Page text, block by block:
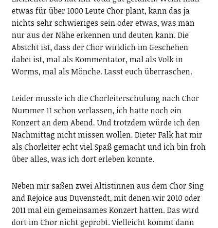
etwas für über 1000 Leute Chor plant, kann das ja
nichts sehr schwieriges sein oder etwas, was man
nur aus der Nähe erkennen und deuten kann. Die
Absicht ist, dass der Chor wirklich im Geschehen
dabei ist, mal als Kommentator, mal als Volk in
Worms, mal als Mönche. Lasst euch überraschen.
Leider musste ich die Chorleiterschulung nach Chor
Nummer 11 schon verlassen, ich hatte noch ein
Konzert an dem Abend. Und trotzdem würde ich den
Nachmittag nicht missen wollen. Dieter Falk hat mir
als Chorleiter echt viel Spaß gemacht und ich bin froh
über alles, was ich dort erleben konnte.
Neben mir saßen zwei Altistinnen aus dem Chor Sing
and Rejoice aus Duvenstedt, mit denen wir 2010 oder
2011 mal ein gemeinsames Konzert hatten. Das wird
dort im Chor nicht geprobt. Vielleicht kommt dann